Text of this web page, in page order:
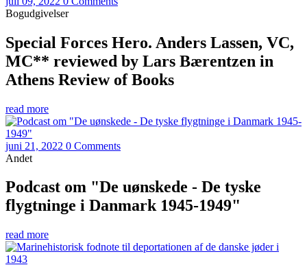
Bogudgivelser
Special Forces Hero. Anders Lassen, VC,
MC** reviewed by Lars Bærentzen in
Athens Review of Books
read more
juni 21, 2022 0 Comments
Andet
Podcast om "De uønskede - De tyske
flygtninge i Danmark 1945-1949"
read more